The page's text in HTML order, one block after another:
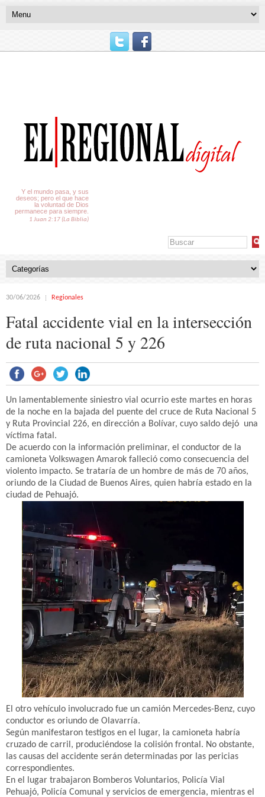
Y el mundo pasa, y sus
deseos; pero el que hace
la voluntad de Dios
permanece para siempre.
1 Juan 2:17 (La Biblia)
30/06/2026 Regionales
Fatal accidente vial en la intersección
de ruta nacional 5 y 226
Un lamentablemente siniestro vial ocurrio este martes en horas
de la noche en la bajada del puente del cruce de Ruta Nacional 5
y Ruta Provincial 226, en dirección a Bolívar, cuyo saldo dejó una
víctima fatal.
De acuerdo con la información preliminar, el conductor de la
camioneta Volkswagen Amarok falleció como consecuencia del
violento impacto. Se trataría de un hombre de más de 70 años,
oriundo de la Ciudad de Buenos Aires, quien habría estado en la
ciudad de Pehuajó.
El otro vehículo involucrado fue un camión Mercedes-Benz, cuyo
conductor es oriundo de Olavarría.
Según manifestaron testigos en el lugar, la camioneta habría
cruzado de carril, produciéndose la colisión frontal. No obstante,
las causas del accidente serán determinadas por las pericias
correspondientes.
En el lugar trabajaron Bomberos Voluntarios, Policía Vial
Pehuajó, Policía Comunal y servicios de emergencia, mientras el